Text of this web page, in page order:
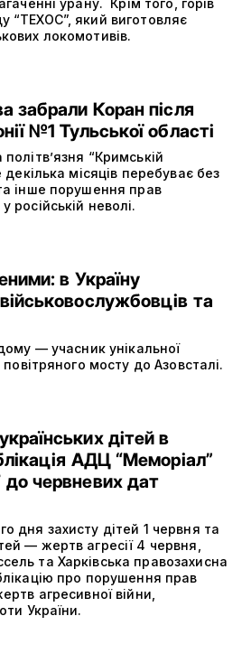
“ТЕХОС”, який виготовляє
локомотивів.
забрали Коран після
№1 Тульської області
“Кримській
декілька місяців перебуває без
інше порушення прав
російській неволі.
в Україну
та
— учасник унікальної
мосту до Азовсталі.
дітей в
АДЦ “Меморіал”
червневих дат
дня захисту дітей 1 червня та
— жертв агресії 4 червня,
та Харківська правозахисна
про порушення прав
агресивної війни,
України.